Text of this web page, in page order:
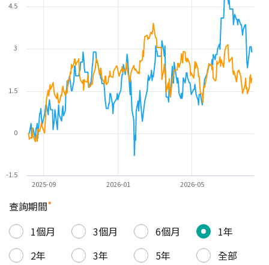
2026-01
2025-09 2026-05
-1.5
0
1.5
3
4.5
查詢期間*
1個月
3個月 6個月
1年
2年
3年 5年
全部